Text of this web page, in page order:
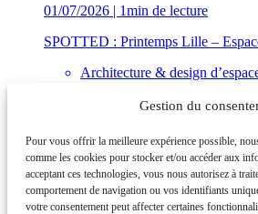
Gestion du
Pour vous offrir la meilleure expérience possible,
comme les cookies pour stocker et/ou accéder aux
acceptant ces technologies, vous nous autorisez à
comportement de navigation ou vos identifiants
votre consentement peut affecter certaines
01/07/2026 | 1min de lecture
SPOTTED : Printemps Lille –
Architecture & design
Conseil en Transformation
et PerformanceConseil Opérationnel
et Renfort des équipes Institut de
et Formations AchatsAgence
et Design d’espaces